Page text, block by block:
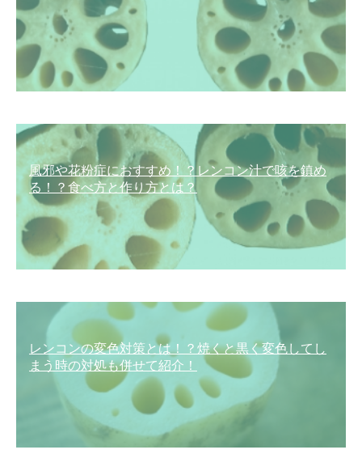
風邪や花粉症におすすめ！？レンコン汁で咳を鎮め
る！？食べ方と作り方とは？
レンコンの変色対策とは！？焼くと黒く変色してし
まう時の対処も併せて紹介！